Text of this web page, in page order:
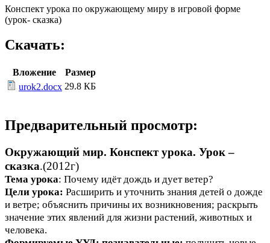
Конспект урока по окружающему миру в игровой форме
(урок- сказка)
Скачать:
Вложение
Размер
urok2.docx 29.8 КБ
Предварительный просмотр:
Окружающий мир. Конспект урока. Урок –
сказка.(2012г)
Тема урока: Почему идёт дождь и дует ветер?
Цели урока: Расширить и уточнить знания детей о дожде
и ветре; объяснить причины их возникновения; раскрыть
значение этих явлений для жизни растений, животных и
человека.